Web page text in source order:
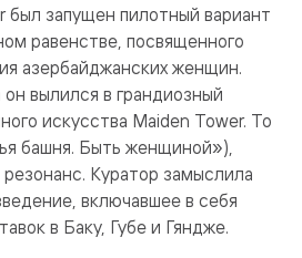
был запущен пилотный вариант
равенстве, посвященного
азербайджанских женщин.
вылился в грандиозный
искусства Maiden Tower. To
башня. Быть женщиной»),
Куратор замыслила
включавшее в себя
в Баку, Губе и Гяндже.